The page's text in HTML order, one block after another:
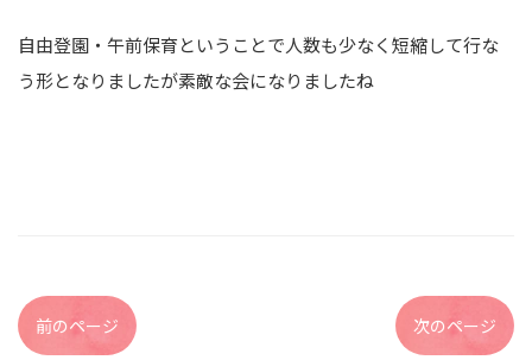
自由登園・午前保育ということで人数も少なく短縮して行な
う形となりましたが素敵な会になりましたね
前のページ 次のページ